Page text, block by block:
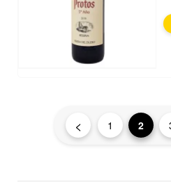
< 1 2